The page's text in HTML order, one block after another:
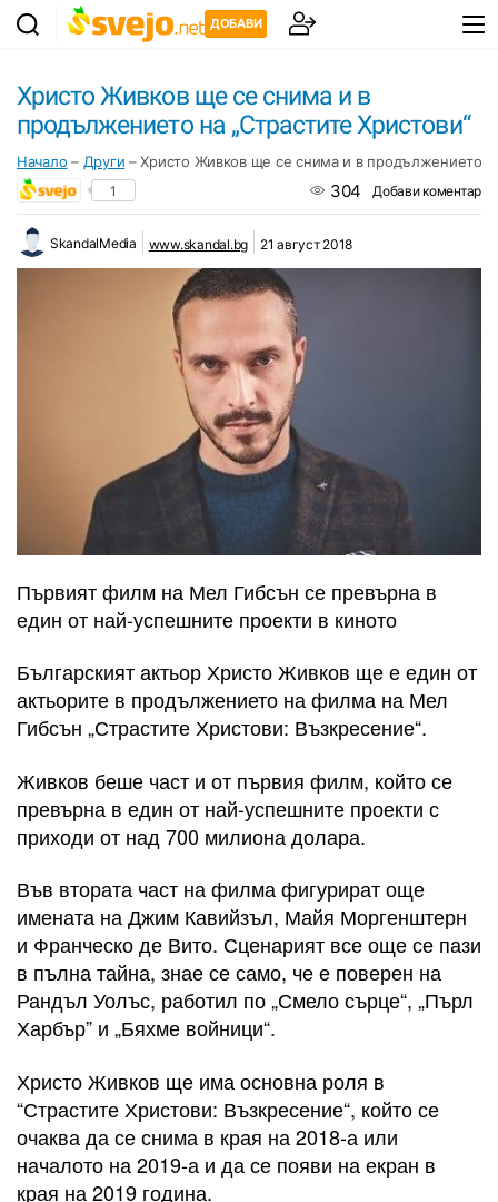
ДОБАВИ
Христо Живков ще се снима и в
продължението на „Страстите Христови“
Начало – Други –Христо Живков ще се снима и в продължението на
1 304 Добави коментар
SkandalMedia www.skandal.bg 21 август 2018
Първият филм на Мел Гибсън се превърна в
един от най-успешните проекти в киното
Българският актьор Христо Живков ще е един от
актьорите в продължението на филма на Мел
Гибсън „Страстите Христови: Възкресение“.
Живков беше част и от първия филм, който се
превърна в един от най-успешните проекти с
приходи от над 700 милиона долара.
Във втората част на филма фигурират още
имената на Джим Кавийзъл, Майя Моргенштерн
и Франческо де Вито. Сценарият все още се пази
в пълна тайна, знае се само, че е поверен на
Рандъл Уолъс, работил по „Смело сърце“, „Пърл
Харбър” и „Бяхме войници“.
Христо Живков ще има основна роля в
“Страстите Христови: Възкресение“, който се
очаква да се снима в края на 2018-а или
началото на 2019-а и да се появи на екран в
края на 2019 година.